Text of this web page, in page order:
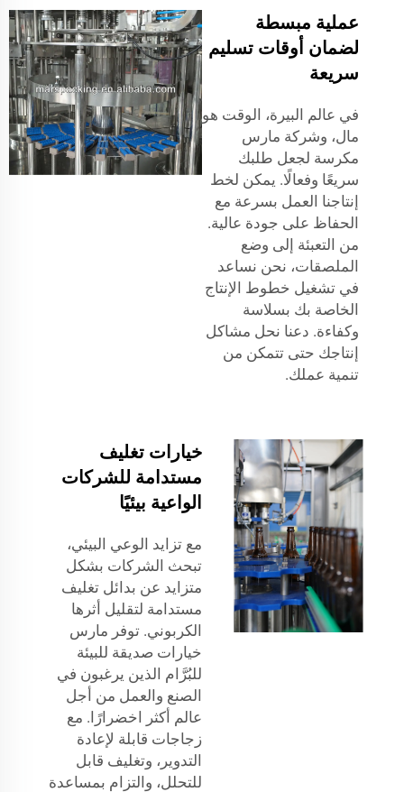
عملية مبسطة
لضمان أوقات تسليم
سريعة
في عالم البيرة، الوقت هو
مال، وشركة مارس
مكرسة لجعل طلبك
سريعًا وفعالًا. يمكن لخط
إنتاجنا العمل بسرعة مع
الحفاظ على جودة عالية.
من التعبئة إلى وضع
الملصقات، نحن نساعد
في تشغيل خطوط الإنتاج
الخاصة بك بسلاسة
وكفاءة. دعنا نحل مشاكل
إنتاجك حتى تتمكن من
تنمية عملك.
خيارات تغليف
مستدامة للشركات
الواعية بيئيًا
مع تزايد الوعي البيئي،
تبحث الشركات بشكل
متزايد عن بدائل تغليف
مستدامة لتقليل أثرها
الكربوني. توفر مارس
خيارات صديقة للبيئة
للبُرَّام الذين يرغبون في
الصنع والعمل من أجل
عالم أكثر اخضرارًا. مع
زجاجات قابلة لإعادة
التدوير، وتغليف قابل
للتحلل، والتزام بمساعدة